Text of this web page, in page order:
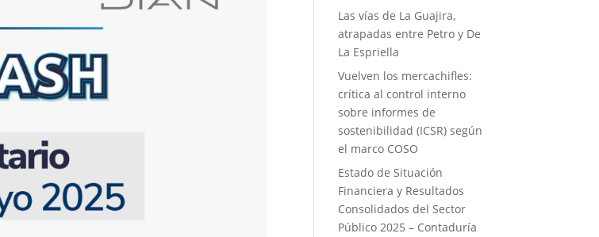
Las vías de La Guajira,
atrapadas entre Petro y De
La Espriella
Vuelven los mercachifles:
crítica al control interno
sobre informes de
sostenibilidad (ICSR) según
el marco COSO
Estado de Situación
Financiera y Resultados
Consolidados del Sector
Público 2025 – Contaduría